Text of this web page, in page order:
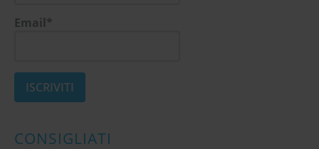
Email*
CONSIGLIATI